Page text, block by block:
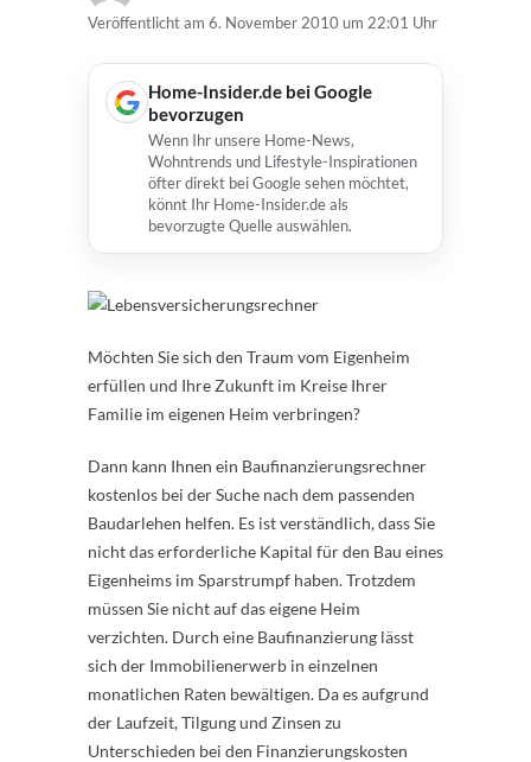
Veröffentlicht am 6. November 2010 um 22:01 Uhr
Home-Insider.de bei Google
bevorzugen
Wenn Ihr unsere Home-News,
Wohntrends und Lifestyle-Inspirationen
öfter direkt bei Google sehen möchtet,
könnt Ihr Home-Insider.de als
bevorzugte Quelle auswählen.
Möchten Sie sich den Traum vom Eigenheim
erfüllen und Ihre Zukunft im Kreise Ihrer
Familie im eigenen Heim verbringen?
Dann kann Ihnen ein Baufinanzierungsrechner
kostenlos bei der Suche nach dem passenden
Baudarlehen helfen. Es ist verständlich, dass Sie
nicht das erforderliche Kapital für den Bau eines
Eigenheims im Sparstrumpf haben. Trotzdem
müssen Sie nicht auf das eigene Heim
verzichten. Durch eine Baufinanzierung lässt
sich der Immobilienerwerb in einzelnen
monatlichen Raten bewältigen. Da es aufgrund
der Laufzeit, Tilgung und Zinsen zu
Unterschieden bei den Finanzierungskosten